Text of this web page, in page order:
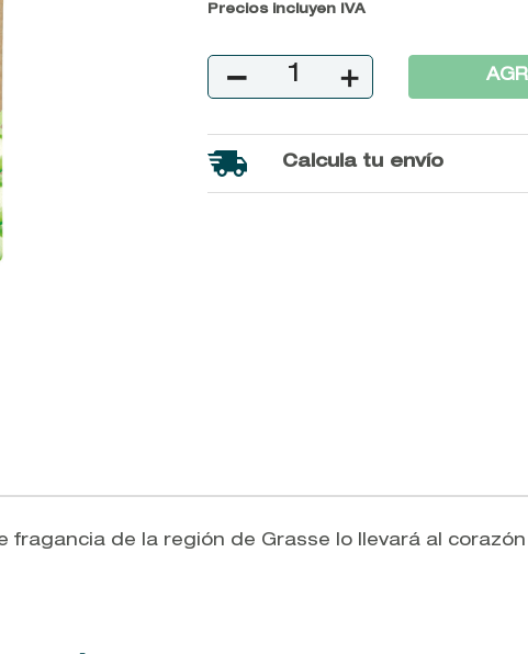
Precios incluyen IVA
＋
－
Calcula tu envío
de la región de Grasse lo llevará al